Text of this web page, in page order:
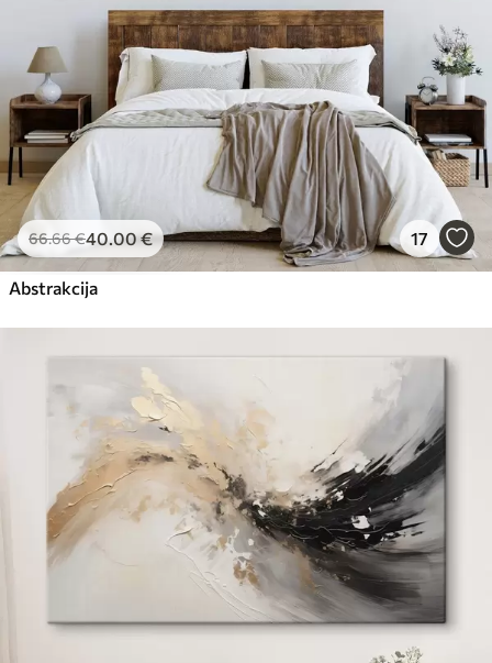
66.66€40.00€ 17
Abstrakcija